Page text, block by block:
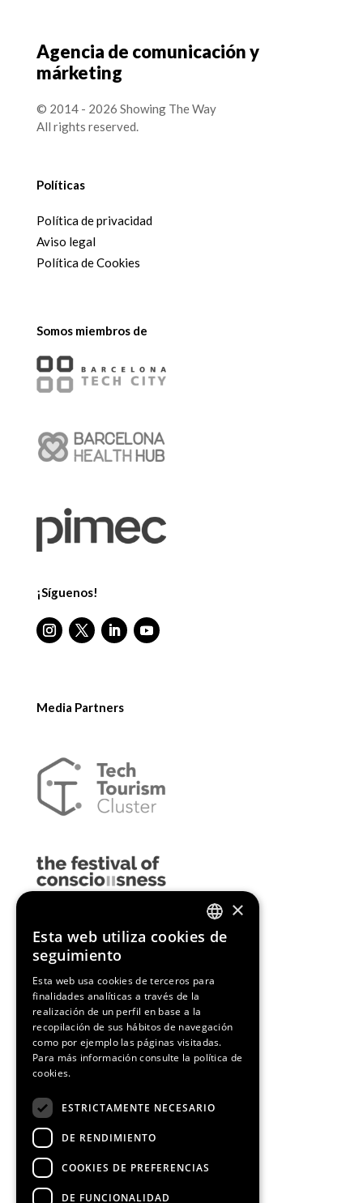
Agencia de comunicación y
márketing
© 2014 - 2026 Showing The Way
All rights reserved.
Políticas
Política de privacidad
Aviso legal
Política de Cookies
Somos miembros de
¡Síguenos!
Media Partners
ENGLISH
×
Esta web utiliza cookies de
seguimiento
Esta web usa cookies de terceros para
finalidades analíticas a través de la
realización de un perfil en base a la
recopilación de sus hábitos de navegación
como por ejemplo las páginas visitadas.
Para más información consulte la política de
cookies.
ESTRICTAMENTE NECESARIO
DE RENDIMIENTO
COOKIES DE PREFERENCIAS
DE FUNCIONALIDAD